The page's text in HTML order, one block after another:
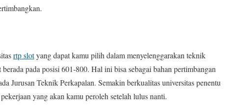
rtp slotyang dapat kamu pilih dalam menyelenggarakan teknik
pada posisi 601-800. Hal ini bisa sebagai bahan pertimbangan
Jurusan Teknik Perkapalan. Semakin berkualitas universitas penentu
yang akan kamu peroleh setelah lulus nanti.